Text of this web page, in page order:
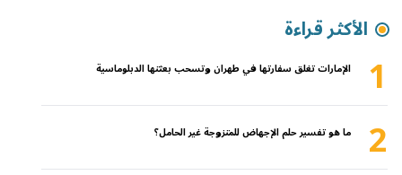
الأكثر قراءة
1 الإمارات تغلق سفارتها في طهران وتسحب بعثتها الدبلوماسية
2 ما هو تفسير حلم الإجهاض للمتزوجة غير الحامل؟